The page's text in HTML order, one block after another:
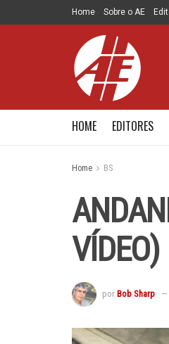
Home Sobre o AE
HOME EDITORES
Home BS
VÍDEO)
por Bob Sharp